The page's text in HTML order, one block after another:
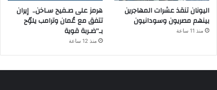
اليونان تنقذ عشرات المهاجرين
بينهم مصريون وسودانيون
منذ 11 ساعة
هرمز على صـفيح سـاخن.. إيران
تتفق مع عُمان وترامب يلوّح
بـ”ضـربة قوية
منذ 12 ساعة